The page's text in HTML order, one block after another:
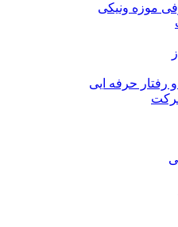
موزه ونیکی
رفتار حرفه ایی